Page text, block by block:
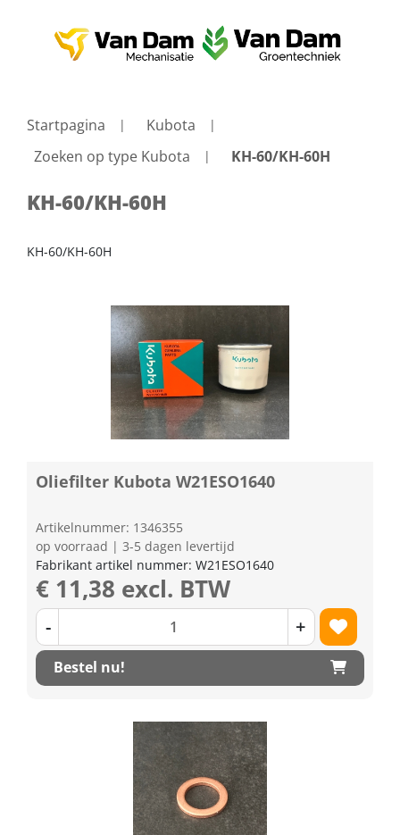
Startpagina
Kubota
Zoeken op type Kubota
KH-60/KH-60H
KH-60/KH-60H
KH-60/KH-60H
Oliefilter Kubota W21ESO1640
Artikelnummer: 1346355
op voorraad | 3-5 dagen levertijd
Fabrikant artikel nummer: W21ESO1640
€ 11,38 excl. BTW
- +
Bestel nu!